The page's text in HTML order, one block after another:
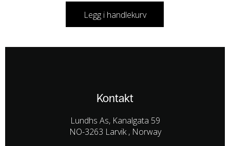
Legg i handlekurv
Kontakt
Lundhs As, Kanalgata 59
NO-3263 Larvik , Norway